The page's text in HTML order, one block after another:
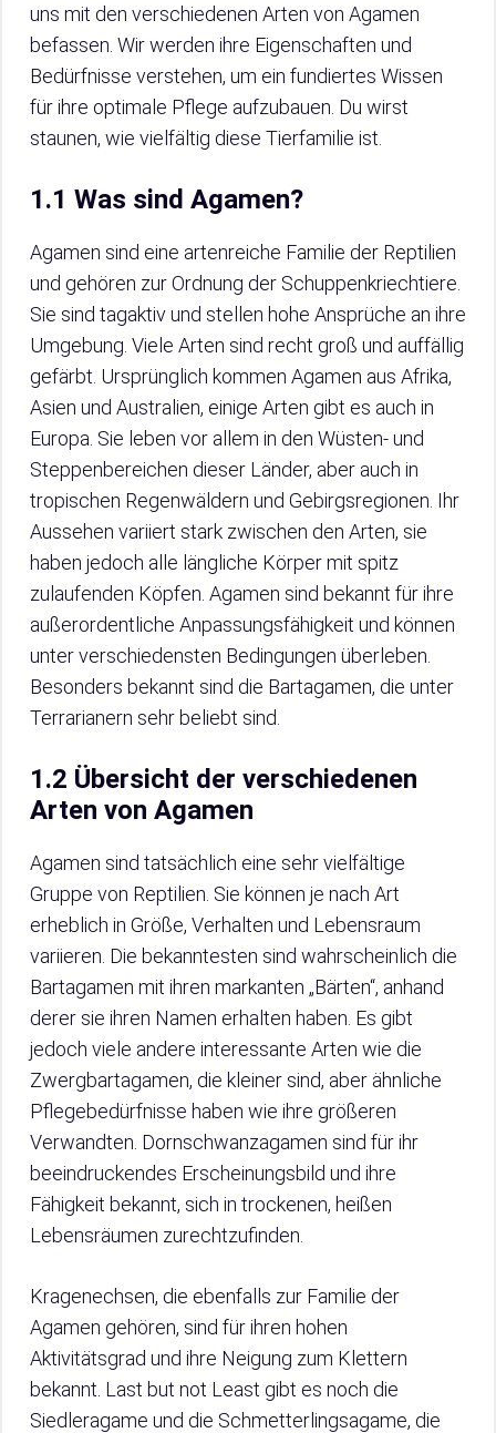
uns mit den verschiedenen Arten von Agamen
befassen. Wir werden ihre Eigenschaften und
Bedürfnisse verstehen, um ein fundiertes Wissen
für ihre optimale Pflege aufzubauen. Du wirst
staunen, wie vielfältig diese Tierfamilie ist.
1.1 Was sind Agamen?
Agamen sind eine artenreiche Familie der Reptilien
und gehören zur Ordnung der Schuppenkriechtiere.
Sie sind tagaktiv und stellen hohe Ansprüche an ihre
Umgebung. Viele Arten sind recht groß und auffällig
gefärbt. Ursprünglich kommen Agamen aus Afrika,
Asien und Australien, einige Arten gibt es auch in
Europa. Sie leben vor allem in den Wüsten- und
Steppenbereichen dieser Länder, aber auch in
tropischen Regenwäldern und Gebirgsregionen. Ihr
Aussehen variiert stark zwischen den Arten, sie
haben jedoch alle längliche Körper mit spitz
zulaufenden Köpfen. Agamen sind bekannt für ihre
außerordentliche Anpassungsfähigkeit und können
unter verschiedensten Bedingungen überleben.
Besonders bekannt sind die Bartagamen, die unter
Terrarianern sehr beliebt sind.
1.2 Übersicht der verschiedenen
Arten von Agamen
Agamen sind tatsächlich eine sehr vielfältige
Gruppe von Reptilien. Sie können je nach Art
erheblich in Größe, Verhalten und Lebensraum
variieren. Die bekanntesten sind wahrscheinlich die
Bartagamen mit ihren markanten „Bärten“, anhand
derer sie ihren Namen erhalten haben. Es gibt
jedoch viele andere interessante Arten wie die
Zwergbartagamen, die kleiner sind, aber ähnliche
Pflegebedürfnisse haben wie ihre größeren
Verwandten. Dornschwanzagamen sind für ihr
beeindruckendes Erscheinungsbild und ihre
Fähigkeit bekannt, sich in trockenen, heißen
Lebensräumen zurechtzufinden.
Kragenechsen, die ebenfalls zur Familie der
Agamen gehören, sind für ihren hohen
Aktivitätsgrad und ihre Neigung zum Klettern
bekannt. Last but not Least gibt es noch die
Siedleragame und die Schmetterlingsagame, die